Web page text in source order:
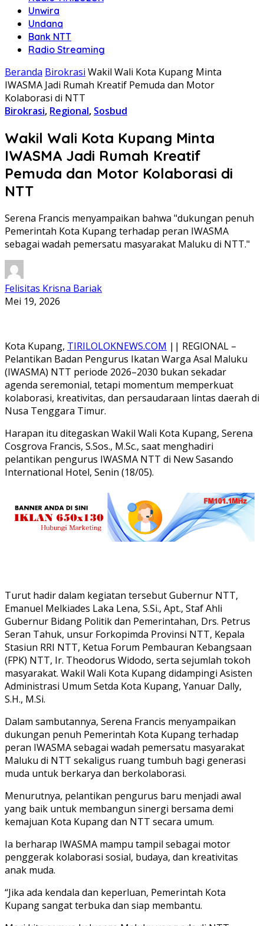
Unwira
Undana
Bank NTT
Radio Streaming
Beranda Birokrasi Wakil Wali Kota Kupang Minta
IWASMA Jadi Rumah Kreatif Pemuda dan Motor
Kolaborasi di NTT
Birokrasi, Regional, Sosbud
Wakil Wali Kota Kupang Minta
IWASMA Jadi Rumah Kreatif
Pemuda dan Motor Kolaborasi di
NTT
Serena Francis menyampaikan bahwa "dukungan penuh
Pemerintah Kota Kupang terhadap peran IWASMA
sebagai wadah pemersatu masyarakat Maluku di NTT."
Felisitas Krisna Bariak
Mei 19, 2026
Kota Kupang, TIRILOLOKNEWS.COM || REGIONAL –
Pelantikan Badan Pengurus Ikatan Warga Asal Maluku
(IWASMA) NTT periode 2026–2030 bukan sekadar
agenda seremonial, tetapi momentum memperkuat
kolaborasi, kreativitas, dan persaudaraan lintas daerah di
Nusa Tenggara Timur.
Harapan itu ditegaskan Wakil Wali Kota Kupang, Serena
Cosgrova Francis, S.Sos., M.Sc., saat menghadiri
pelantikan pengurus IWASMA NTT di New Sasando
International Hotel, Senin (18/05).
Turut hadir dalam kegiatan tersebut Gubernur NTT,
Emanuel Melkiades Laka Lena, S.Si., Apt., Staf Ahli
Gubernur Bidang Politik dan Pemerintahan, Drs. Petrus
Seran Tahuk, unsur Forkopimda Provinsi NTT, Kepala
Stasiun RRI NTT, Ketua Forum Pembauran Kebangsaan
(FPK) NTT, Ir. Theodorus Widodo, serta sejumlah tokoh
masyarakat. Wakil Wali Kota Kupang didampingi Asisten
Administrasi Umum Setda Kota Kupang, Yanuar Dally,
S.H., M.Si.
Dalam sambutannya, Serena Francis menyampaikan
dukungan penuh Pemerintah Kota Kupang terhadap
peran IWASMA sebagai wadah pemersatu masyarakat
Maluku di NTT sekaligus ruang tumbuh bagi generasi
muda untuk berkarya dan berkolaborasi.
Menurutnya, pelantikan pengurus baru menjadi awal
yang baik untuk membangun sinergi bersama demi
kemajuan Kota Kupang dan NTT secara umum.
Ia berharap IWASMA mampu tampil sebagai motor
penggerak kolaborasi sosial, budaya, dan kreativitas
anak muda.
“Jika ada kendala dan keperluan, Pemerintah Kota
Kupang sangat terbuka dan siap membantu.